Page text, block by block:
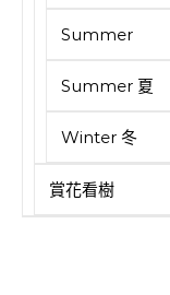
Summer
Summer 夏
Winter 冬
賞花看樹